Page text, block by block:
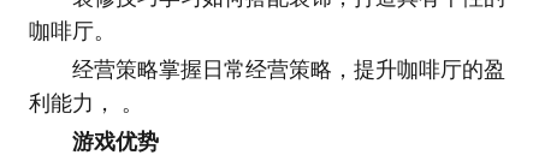
咖啡厅。
经营策略掌握日常经营策略，提升咖啡厅的盈
利能力， 。
游戏优势